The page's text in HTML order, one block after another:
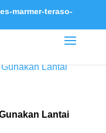
marmer-teraso-
Lantai